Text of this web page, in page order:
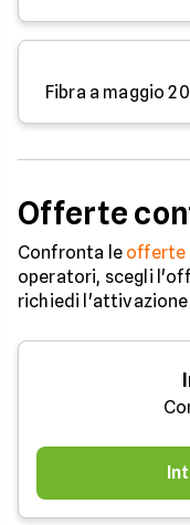
Offerte
Confronta le offerte
operatori, scegli
richiedi l'attivazione